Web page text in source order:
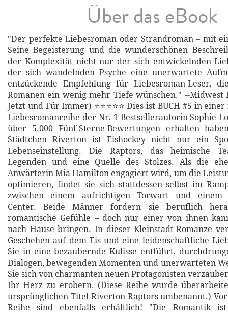
Über das eBook
"Der perfekte Liebesroman oder Strandroman – mit
Seine Begeisterung und die wunderschönen
der Komplexität nicht nur der sich entwickelnden
der sich wandelnden Psyche eine unerwartete
entzückende Empfehlung für Liebesroman-Leser,
Romanen ein wenig mehr Tiefe wünschen." --Midwest
Jetzt und Für Immer) ⭐⭐⭐⭐⭐ Dies ist BUCH #5 in
Liebesromanreihe der Nr. 1-Bestsellerautorin Sophie
über 5.000 Fünf-Sterne-Bewertungen erhalten
Städtchen Riverton ist Eishockey nicht nur ein
Lebenseinstellung. Die Raptors, das heimische
Legenden und eine Quelle des Stolzes. Als die
Anwärterin Mia Hamilton engagiert wird, um die
optimieren, findet sie sich stattdessen selbst im
zwischen einem aufrichtigen Torwart und einem
Center. Beide Männer fordern sie beruflich
romantische Gefühle – doch nur einer von ihnen
nach Hause bringen. In dieser Kleinstadt-Romanze
Geschehen auf dem Eis und eine leidenschaftliche
Sie in eine bezaubernde Kulisse entführt,
Dialogen, bewegenden Momenten und unerwarteten
Sie sich von charmanten neuen Protagonisten
Ihr Herz zu erobern. (Diese Reihe wurde
ursprünglichen Titel Riverton Raptors umbenannt.)
Reihe sind ebenfalls erhältlich! "Die Romantik